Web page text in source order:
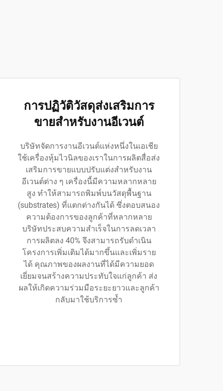
การปฏิวัติวัสดุส่งเสริมการ
ขายสำหรับงานอีเวนต์
บริษัทจัดการงานอีเวนต์แห่งหนึ่งในเอเชีย
ใช้เครื่องหุ้มไวนิลของเราในการผลิตสื่อส่ง
เสริมการขายแบบปรับแต่งสำหรับงาน
อีเวนต์ต่าง ๆ เครื่องนี้มีความหลากหลาย
สูง ทำให้สามารถพิมพ์บนวัสดุพื้นฐาน
(substrates) ที่แตกต่างกันได้ ซึ่งตอบสนอง
ความต้องการของลูกค้าที่หลากหลาย
บริษัทประสบความสำเร็จในการลดเวลา
การผลิตลง 40% จึงสามารถรับดำเนิน
โครงการเพิ่มเติมได้มากขึ้นและเพิ่มราย
ได้ คุณภาพของผลงานที่ได้มีความยอด
เยี่ยมจนสร้างความประทับใจแก่ลูกค้า ส่ง
ผลให้เกิดความร่วมมือระยะยาวและลูกค้า
กลับมาใช้บริการซ้ำ